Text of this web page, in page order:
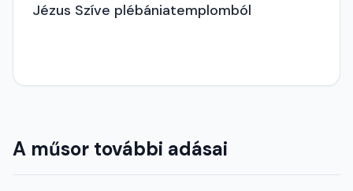
Jézus Szíve plébániatemplomból
A műsor további adásai